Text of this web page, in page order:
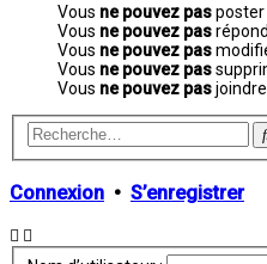
Vous ne pouvez pasposter
Vous ne pouvez pas
Vous ne pouvez pas
Vous ne pouvez pas
Vous ne pouvez pas
Connexion • S’enregistrer